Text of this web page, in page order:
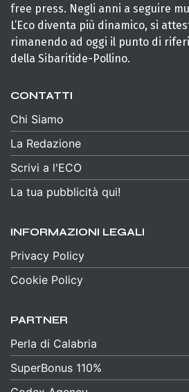
free press. Negli anni a seguire
L’Eco diventa più dinamico, si
rimanendo ad oggi il punto di
della Sibaritide-Pollino.
CONTATTI
Chi Siamo
La Redazione
Scrivi a l'ECO
La tua pubblicità qui!
INFORMAZIONI LEGALI
Privacy Policy
Cookie Policy
PARTNER
Perla di Calabria
SuperBonus 110%